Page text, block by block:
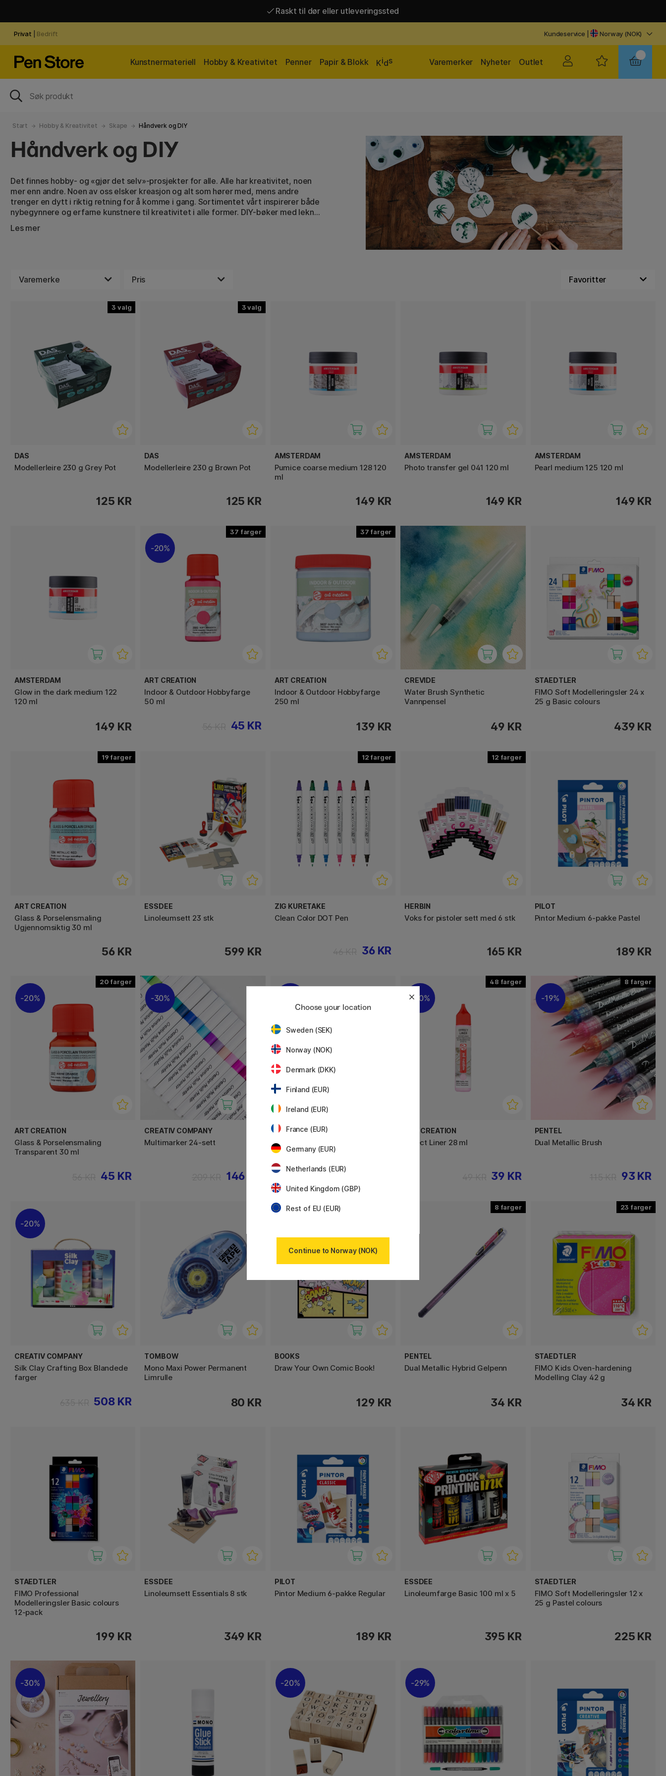
Raskt til dør eller utleveringssted
Privat Bedrift Kundeservice | Norway (NOK)
Kunstnermateriell Hobby & Kreativitet Penner Papir & Blokk Kids Outlet
Nyheter
Varemerker
Start Hobby & Kreativitet Skape Håndverk og DIY
Håndverk og DIY
Det finnes hobby- og «gjør det selv»-prosjekter for alle. Alle har kreativitet, noen
mer enn andre. Noen av oss elsker kreasjon og alt som hører med, mens andre
trenger en dytt i riktig retning for å komme i gang. Sortimentet vårt inspirerer både
nybegynnere og erfarne kunstnere til kreativitet i alle former. DIY-bøker med lekne
sjablonger kan være et godt alternativ for deg som trenger en liten dytt i starten.
For deg med mye erfaring og kort startdistanse, anbefaler vi alt fra leire til å lage
Les mer
Varemerke Pris
3
DAS
Modellerleire 230 g Grey Pot
125 KR
3
DAS
Modellerleire 230 g Brown Pot
125 KR
AMSTERDAM
Pumice coarse medium 128 120
ml
149 KR
AMSTERDAM
Photo transfer gel 041 120 ml
149 KR
AMSTERDAM
Pearl medium 125 120 ml
149 KR
AMSTERDAM
Glow in the dark medium 122
120 ml
149 KR
37
20%
ART CREATION
Indoor & Outdoor Hobbyfarge
50 ml
45 KR
37
ART CREATION
Indoor & Outdoor Hobbyfarge
250 ml
139 KR
CREVIDE
Water Brush Synthetic
Vannpensel
49 KR
STAEDTLER
FIMO Soft Modelleringsler 24 x
25 g Basic colours
439 KR
19
ART CREATION
Glass & Porselensmaling
Ugjennomsiktig 30 ml
56 KR
ESSDEE
Linoleumsett 23 stk
599 KR
12
ZIG KURETAKE
Clean Color DOT Pen
36 KR
12
HERBIN
Voks for pistoler sett med 6 stk
165 KR
PILOT
Pintor Medium 6-pakke Pastel
189 KR
20
20%
ART CREATION
Glass & Porselensmaling
Transparent 30 ml
45 KR
30%
CREATIV COMPANY
Multimarker 24-sett
146 KR
BOOKS
Brain Food: A Daily Dose of
Creativity
48
20%
ART CREATION
Effect Liner 28 ml
39 KR
8
19%
PENTEL
Dual Metallic Brush
93 KR
20%
CREATIV COMPANY
Silk Clay Crafting Box Blandede
farger
508 KR
TOMBOW
Mono Maxi Power Permanent
Limrulle
80 KR
BOOKS
Draw Your Own Comic Book!
129 KR
8
PENTEL
Dual Metallic Hybrid Gelpenn
34 KR
23
STAEDTLER
FIMO Kids Oven-hardening
Modelling Clay 42 g
34 KR
STAEDTLER
FIMO Professional
Modelleringsler Basic colours
12-pack
199 KR
ESSDEE
Linoleumsett Essentials 8 stk
349 KR
PILOT
Pintor Medium 6-pakke Regular
189 KR
ESSDEE
Linoleumfarge Basic 100 ml x 5
395 KR
STAEDTLER
FIMO Soft Modelleringsler 12 x
25 g Pastel colours
225 KR
30% 20% 29%
Choose your location
Sweden (SEK)
Norway (NOK)
Denmark (DKK)
Finland (EUR)
Ireland (EUR)
France (EUR)
Germany (EUR)
Netherlands (EUR)
United Kingdom (GBP)
Rest of EU (EUR)
Continue to Norway (NOK)